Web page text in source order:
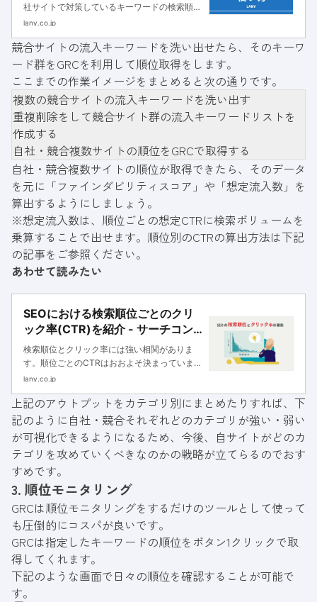
社サイトで対策しているキーワードの検索順位
の変動などが確認できる、SEOには欠かせない
こなせない」「使い方がわからない」方もいる
のではないでしょうか？...
lany.co.jp
競合サイトの流入キーワードを洗い出せたら、そのキーワ
ード群をGRCを利用して順位取得をします。
ここまでの作業イメージをまとめると次の通りです。
複数の競合サイトの流入キーワードを洗い出す
重複削除をして競合サイト群の流入キーワードリストを
作成する
自社・競合複数サイトの順位をGRCで取得する
自社・競合複数サイトの順位が取得できたら、そのデータ
を元に「ファインダビリティスコア」や「想定流入数」を
算出するようにしましょう。
※想定流入数は、順位ごとの想定CTRに検索ボリュームを
乗算することで出せます。順位別のCTRの算出方法は下記
の記事をご参照ください。
あわせて読みたい
SEOにおける検索順位ごとのクリ
ック率(CTR)を紹介 - サーチコン
ソールで課題を特定し改善する方
法
検索順位とクリック率には強い相関がありま
す。順位ごとのCTRはおおよそ決まっています
ので、その基準に照らし合わせてご自身のサイ
しましょう。具体的なやり方を動画でも解説し
ていますので是非参考にしてみてください。
lany.co.jp
上記のアウトプットをカテゴリ別にまとめたりすれば、下
記のように自社・競合それぞれどのカテゴリが強い・弱い
が可視化できるようになるため、今後、自サイトがどのカ
テゴリを攻めていくべきなのかの戦略が立てらるのでおす
すめです。
3. 順位モニタリング
GRCは順位モニタリングをするだけのツールとして使って
も圧倒的にコスパが良いです。
GRCは指定したキーワードの順位をボタン1クリックで取
得してくれます。
下記のような画面で日々の順位を確認することが可能で
す。